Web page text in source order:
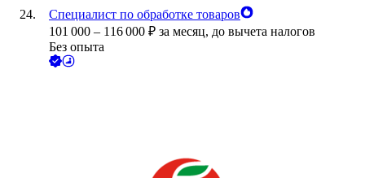
Специалист по обработке товаров
101 000 – 116 000 ₽ за месяц, до вычета налогов
Без опыта